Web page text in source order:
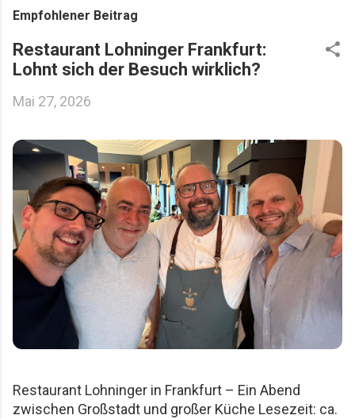
Empfohlener Beitrag
Restaurant Lohninger Frankfurt:
Lohnt sich der Besuch wirklich?
Mai 27, 2026
Restaurant Lohninger in Frankfurt – Ein Abend
zwischen Großstadt und großer Küche Lesezeit: ca.